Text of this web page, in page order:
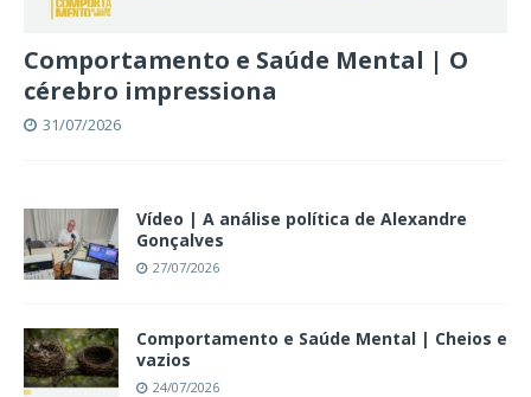
Comportamento e Saúde Mental | O
cérebro impressiona
31/07/2026
Vídeo | A análise política de Alexandre
Gonçalves
27/07/2026
Comportamento e Saúde Mental | Cheios e
vazios
24/07/2026